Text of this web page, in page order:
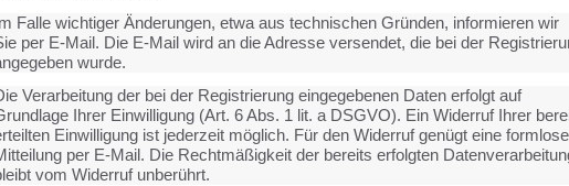
Falle wichtiger Änderungen, etwa aus technischen Gründen, informieren wir
per E-Mail. Die E-Mail wird an die Adresse versendet, die bei der
wurde.
Verarbeitung der bei der Registrierung eingegebenen Daten erfolgt auf
Ihrer Einwilligung (Art. 6 Abs. 1 lit. a DSGVO). Ein Widerruf Ihrer
Einwilligung ist jederzeit möglich. Für den Widerruf genügt eine formlose
per E-Mail. Die Rechtmäßigkeit der bereits erfolgten
vom Widerruf unberührt.